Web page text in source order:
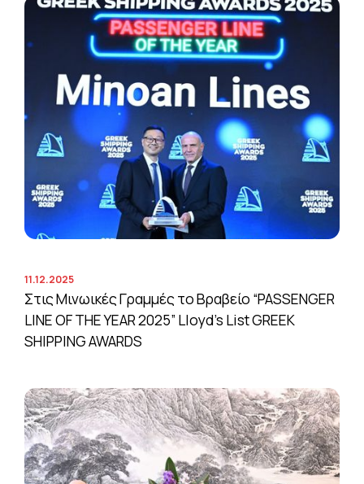
11.12.2025
Στις Μινωικές Γραμμές το Βραβείο “PASSENGER
LINE OF THE YEAR 2025” Lloyd’s List GREEK
SHIPPING AWARDS